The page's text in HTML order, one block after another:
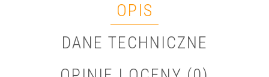
OPIS
DANE TECHNICZNE